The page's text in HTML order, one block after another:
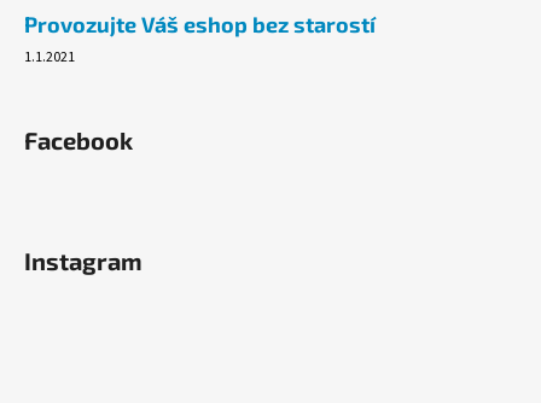
ALOBAL
8M
Provozujte Váš eshop bez starostí
1.1.2021
Facebook
Instagram